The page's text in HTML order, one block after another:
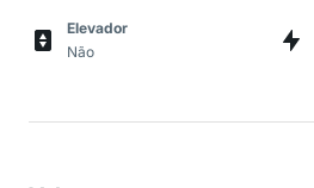
Elevador
Não